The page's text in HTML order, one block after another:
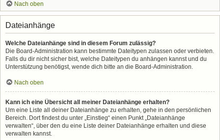
Nach oben
Dateianhänge
Welche Dateianhänge sind in diesem Forum zulässig?
Die Board-Administration kann bestimmte Dateitypen zulassen oder verbieten.
Falls du dir nicht sicher bist, welche Dateitypen du anhängen kannst und du
Unterstützung benötigst, wende dich bitte an die Board-Administration.
Nach oben
Kann ich eine Übersicht all meiner Dateianhänge erhalten?
Um eine Liste all deiner Dateianhänge zu erhalten, gehe in den persönlichen
Bereich. Dort findest du unter „Einstieg“ einen Punkt „Dateianhänge
verwalten“, über den du eine Liste deiner Dateianhänge erhalten und diese
verwalten kannst.